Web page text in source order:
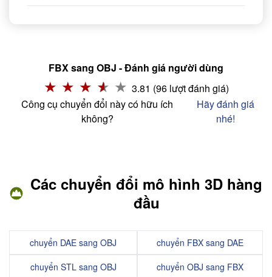
FBX sang OBJ - Đánh giá người dùng
3.81 (96 lượt đánh giá)
Công cụ chuyển đổi này có hữu ích
không?
Hãy đánh giá
nhé!
Các chuyển đổi mô hình 3D hàng
đầu
chuyển DAE sang OBJ
chuyển STL sang OBJ
chuyển FBX sang DAE
chuyển OBJ sang FBX